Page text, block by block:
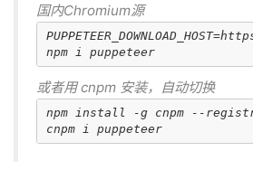
国内Chromium源
或者用 cnpm 安装，自动切换
npm install -g cnpm --